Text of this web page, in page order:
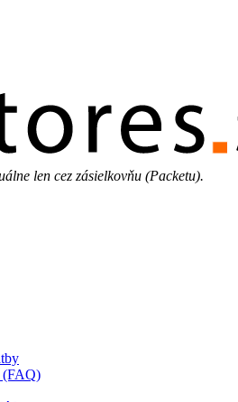
len cez zásielkovňu (Packetu).
(FAQ)